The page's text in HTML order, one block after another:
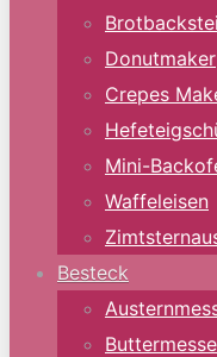
Donutmaker
Crepes
Mini-
Waffeleisen
Besteck